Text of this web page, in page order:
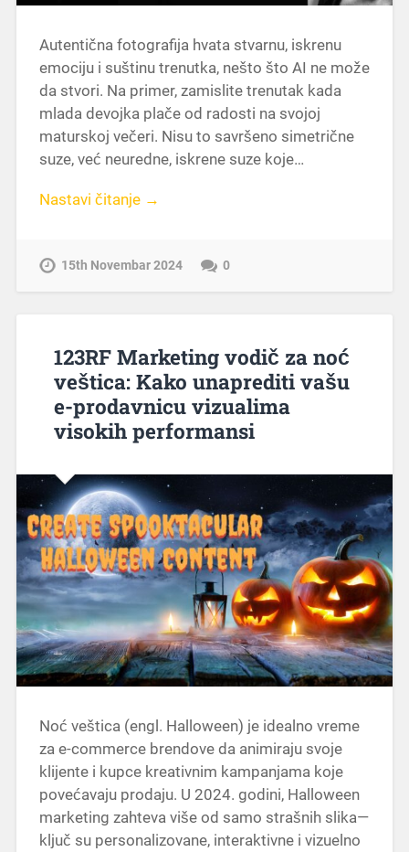
Autentična fotografija hvata stvarnu, iskrenu
emociju i suštinu trenutka, nešto što AI ne može
da stvori. Na primer, zamislite trenutak kada
mlada devojka plače od radosti na svojoj
maturskoj večeri. Nisu to savršeno simetrične
suze, već neuredne, iskrene suze koje…
Nastavi čitanje →
15th Novembar 2024 0
123RF Marketing vodič za noć
veštica: Kako unaprediti vašu
e-prodavnicu vizualima
visokih performansi
Noć veštica (engl. Halloween) je idealno vreme
za e-commerce brendove da animiraju svoje
klijente i kupce kreativnim kampanjama koje
povećavaju prodaju. U 2024. godini, Halloween
marketing zahteva više od samo strašnih slika—
ključ su personalizovane, interaktivne i vizuelno